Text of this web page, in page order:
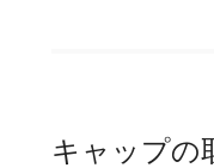
キャップの